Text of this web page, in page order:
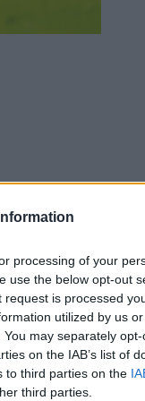
processing of your
use the below opt-out
is processed
utilized by us
may separately
on the IAB’s list of
to third parties on the
third parties.
di
turno.
amico: